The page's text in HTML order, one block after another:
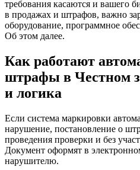
требования касаются и вашего
в продажах и штрафов, важно
оборудование, программное
Об этом далее.
Как работают
штрафы в Честном
и логика
Если система маркировки
нарушение, постановление о
проведения проверки и без
Документ оформят в
нарушителю.